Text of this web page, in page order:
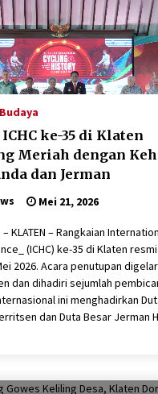
ke-35 di Klaten
Meriah dengan
dan Jerman
Mei 21, 2026
KLATEN – Rangkaian
(ICHC) ke-35 di Klaten
2026. Acara penutupan
dan dihadiri sejumlah
ini menghadirkan
dan Duta Besar Jerman